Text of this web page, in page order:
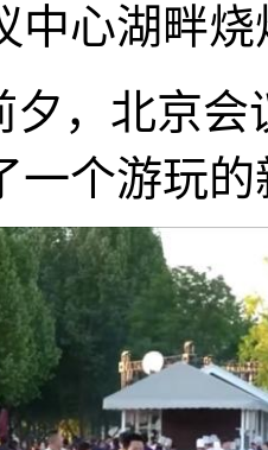
心湖畔烧
，北京会
一个游玩